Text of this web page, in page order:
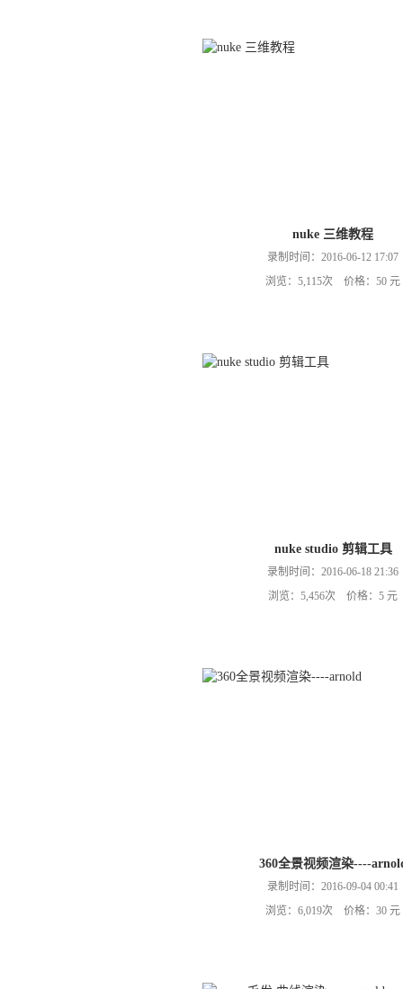
nuke 三维教程
录制时间：2016-06-12 17:07
浏览：5,115次 价格：50 元
nuke studio 剪辑工具
录制时间：2016-06-18 21:36
浏览：5,456次 价格：5 元
360全景视频渲染----
录制时间：2016-09-04 00:41
浏览：6,019次 价格：30 元